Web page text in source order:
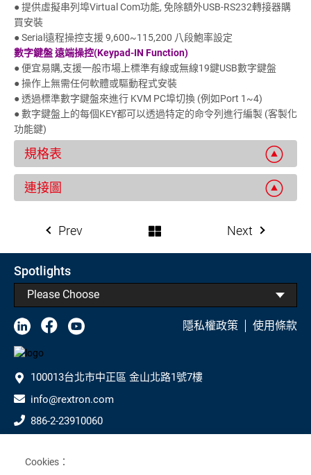
● 提供虛擬串列埠Virtual Com功能, 免除額外USB-RS232轉接器購
買安裝
● Serial遠程操控支援 9,600~115,200 八段鮑率設定
數字鍵盤 遠端操控(Keypad-IN Function)
● 便宜易購,支援一般市場上標準有線或無線19鍵USB數字鍵盤
● 操作上無需任何軟體或驅動程式安裝
● 透過標準數字鍵盤來進行 KVM PC埠切換 (例如Port 1~4)
● 數字鍵盤上的每個KEY都可以透過特定的命令列進行編製 (客製化
功能鍵)
規格表
連接圖
Prev Next
Spotlights
Please Choose
隱私權政策 使用條款
100013台北市中正區 金山北路1號7樓
info@rextron.com
886-2-23910060
Subscribe to Our Newsletter
Cookies：